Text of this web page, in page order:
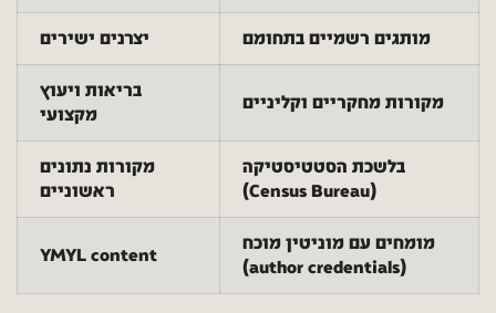
מותגים רשמיים בתחומם יצרנים ישירים
מקורות מחקריים וקליניים
בריאות ויעוץ
מקצועי
בלשכת הסטטיסטיקה
(Census Bureau)
מקורות נתונים
ראשוניים
מומחים עם מוניטין מוכח
(author credentials)
YMYL content